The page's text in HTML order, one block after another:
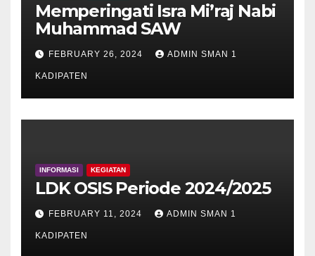
Memperingati Isra Mi’raj Nabi
Muhammad SAW
FEBRUARY 26, 2024 ADMIN SMAN 1
KADIPATEN
INFORMASI KEGIATAN
LDK OSIS Periode 2024/2025
FEBRUARY 11, 2024 ADMIN SMAN 1
KADIPATEN